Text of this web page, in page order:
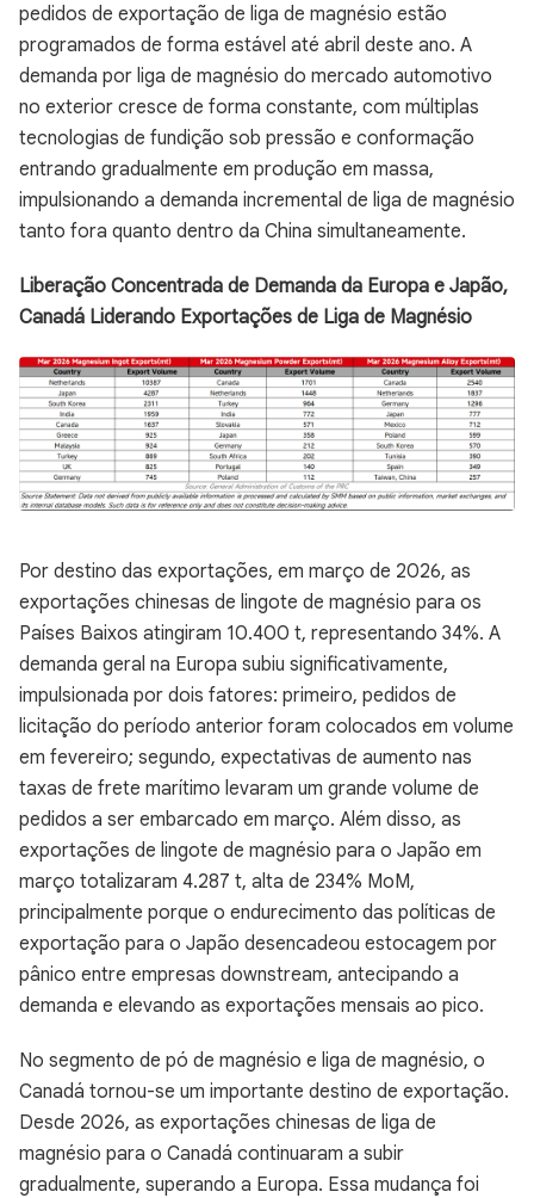
pedidos de exportação de liga de magnésio estão
programados de forma estável até abril deste ano. A
demanda por liga de magnésio do mercado automotivo
no exterior cresce de forma constante, com múltiplas
tecnologias de fundição sob pressão e conformação
entrando gradualmente em produção em massa,
impulsionando a demanda incremental de liga de magnésio
tanto fora quanto dentro da China simultaneamente.
Liberação Concentrada de Demanda da Europa e Japão,
Canadá Liderando Exportações de Liga de Magnésio
Por destino das exportações, em março de 2026, as
exportações chinesas de lingote de magnésio para os
Países Baixos atingiram 10.400 t, representando 34%. A
demanda geral na Europa subiu significativamente,
impulsionada por dois fatores: primeiro, pedidos de
licitação do período anterior foram colocados em volume
em fevereiro; segundo, expectativas de aumento nas
taxas de frete marítimo levaram um grande volume de
pedidos a ser embarcado em março. Além disso, as
exportações de lingote de magnésio para o Japão em
março totalizaram 4.287 t, alta de 234% MoM,
principalmente porque o endurecimento das políticas de
exportação para o Japão desencadeou estocagem por
pânico entre empresas downstream, antecipando a
demanda e elevando as exportações mensais ao pico.
No segmento de pó de magnésio e liga de magnésio, o
Canadá tornou-se um importante destino de exportação.
Desde 2026, as exportações chinesas de liga de
magnésio para o Canadá continuaram a subir
gradualmente, superando a Europa. Essa mudança foi